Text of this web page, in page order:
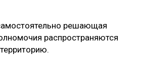
решающая
распространяются